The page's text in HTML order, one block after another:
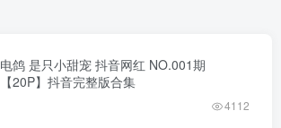
电鸽 是只小甜宠 抖音网红 NO.001期
【20P】抖音完整版合集
4112